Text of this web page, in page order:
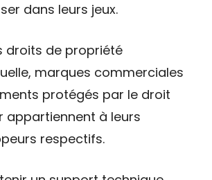
dans leurs jeux.
droits de propriété
marques commerciales
protégés par le droit
appartiennent à leurs
respectifs.